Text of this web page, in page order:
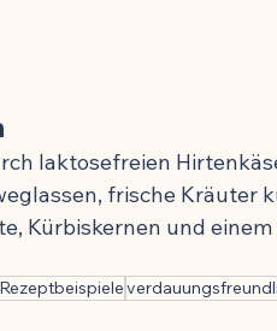
laktosefreien
frische Kräuter
Kürbiskernen und